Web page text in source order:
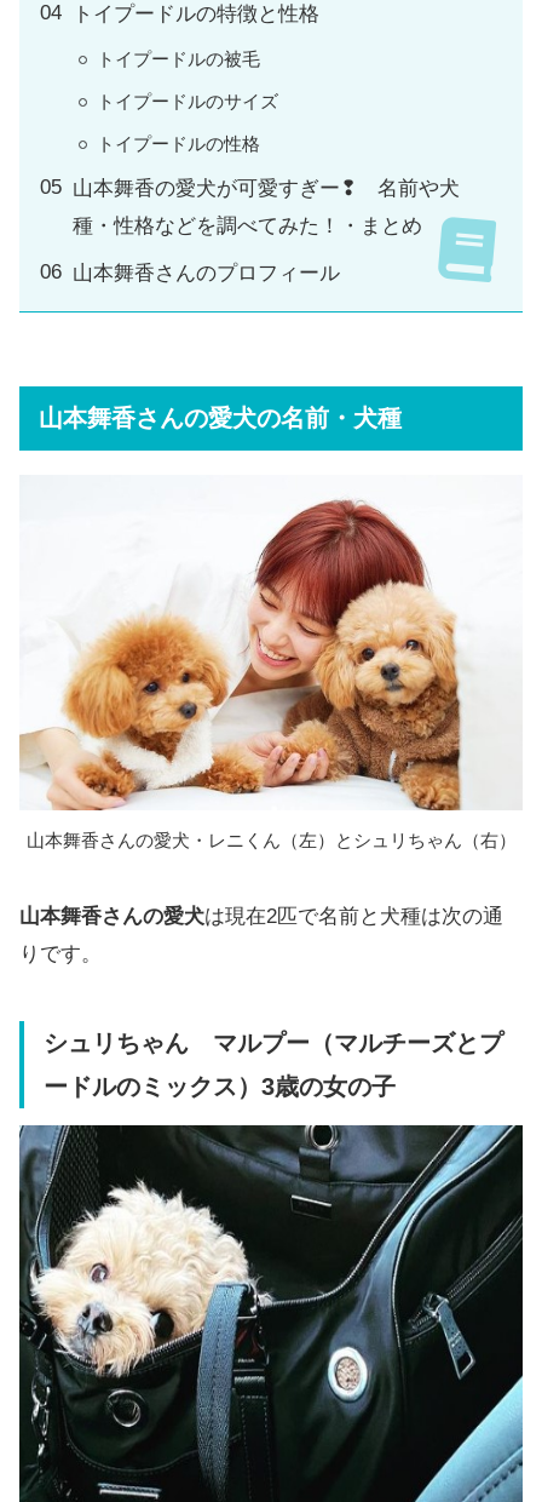
トイプードルの特徴と性格
トイプードルの被毛
トイプードルのサイズ
トイプードルの性格
山本舞香の愛犬が可愛すぎー❢ 名前や犬
種・性格などを調べてみた！・まとめ
山本舞香さんのプロフィール
山本舞香さんの愛犬の名前・犬種
山本舞香さんの愛犬・レニくん（左）とシュリちゃん（右）
山本舞香さんの愛犬は現在2匹で名前と犬種は次の通
りです。
シュリちゃん
マルプー（マルチーズとプ
ードルのミックス） 3歳の女の子